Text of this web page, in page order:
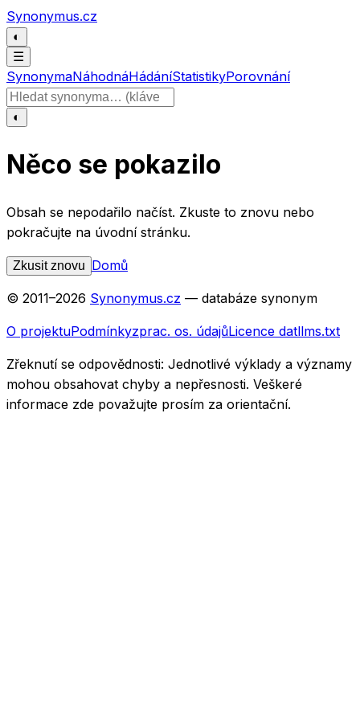
Přeskočit na obsah
Synonymus.cz
◐
☰
SynonymaNáhodnáHádáníStatistikyPorovnání
Hledat slovo
◐
Něco se pokazilo
Obsah se nepodařilo načíst. Zkuste to znovu nebo
pokračujte na úvodní stránku.
Zkusit znovu Domů
© 2011–2026 Synonymus.cz — databáze synonym
O projektuPodmínkyzprac. os. údajůLicence datllms.txt
Zřeknutí se odpovědnosti: Jednotlivé výklady a významy
mohou obsahovat chyby a nepřesnosti. Veškeré
informace zde považujte prosím za orientační.